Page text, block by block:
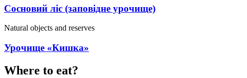
Сосновий ліс (заповідне урочище)
Natural objects and reserves
Урочище «Кишка»
Where to eat?